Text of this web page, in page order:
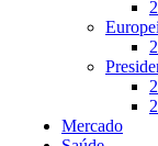
Mercado